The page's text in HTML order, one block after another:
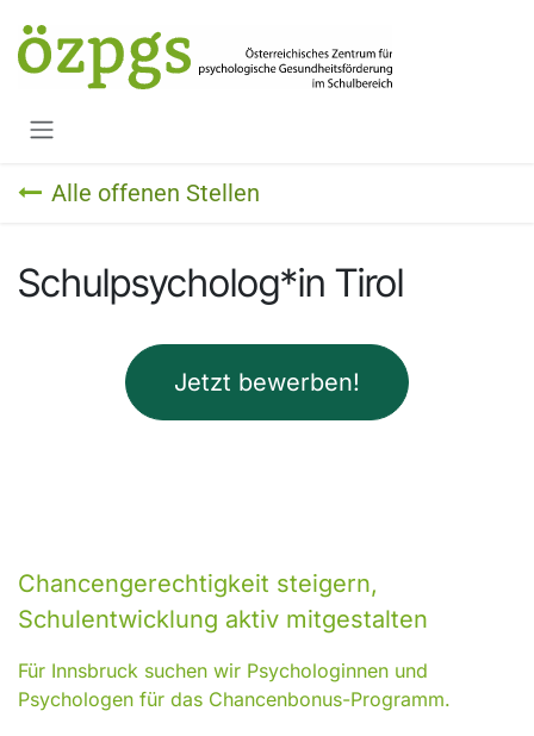
Alle offenen Stellen
Schulpsycholog*in Tirol
Jetzt bewerben!
Chancengerechtigkeit steigern,
Schulentwicklung aktiv mitgestalten
Für Innsbruck suchen wir Psychologinnen und
Psychologen für das Chancenbonus-Programm.